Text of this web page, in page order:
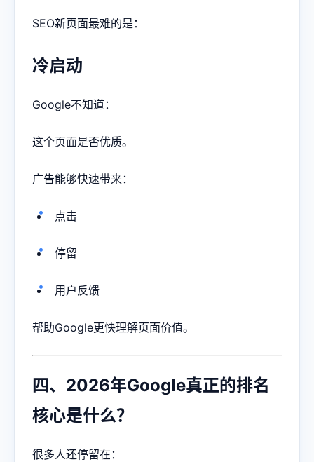
SEO新页面最难的是：
冷启动
Google不知道：
这个页面是否优质。
广告能够快速带来：
点击
停留
用户反馈
帮助Google更快理解页面价值。
四、2026年Google真正的排名
核心是什么？
很多人还停留在：